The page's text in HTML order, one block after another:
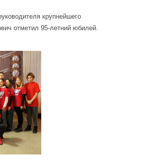
крупнейшего
отметил 95-летний юбилей.